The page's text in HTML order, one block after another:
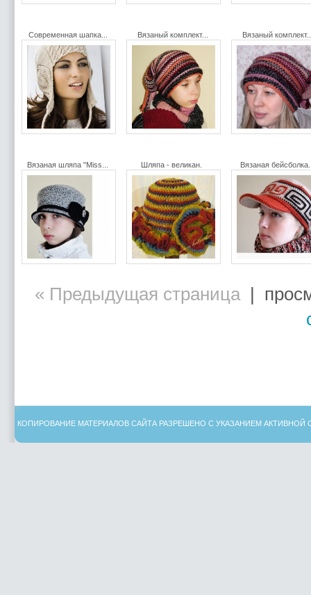
Современная шапка... Вязаный комплект... Вязаный
Вязаная шляпа "Miss... Шляпа - великан. Вязаная
« Предыдущая страница|
КОПИРОВАНИЕ МАТЕРИАЛОВ САЙТА РАЗРЕШЕНО С УКАЗАНИЕМ АКТИВНОЙ